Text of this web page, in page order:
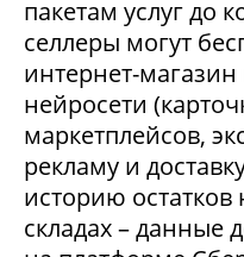
пакетам услуг до
селлеры могут
интернет-
нейросети
маркетплейсов,
рекламу и
историю
складах – данные